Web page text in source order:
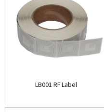
LB001 RF Label